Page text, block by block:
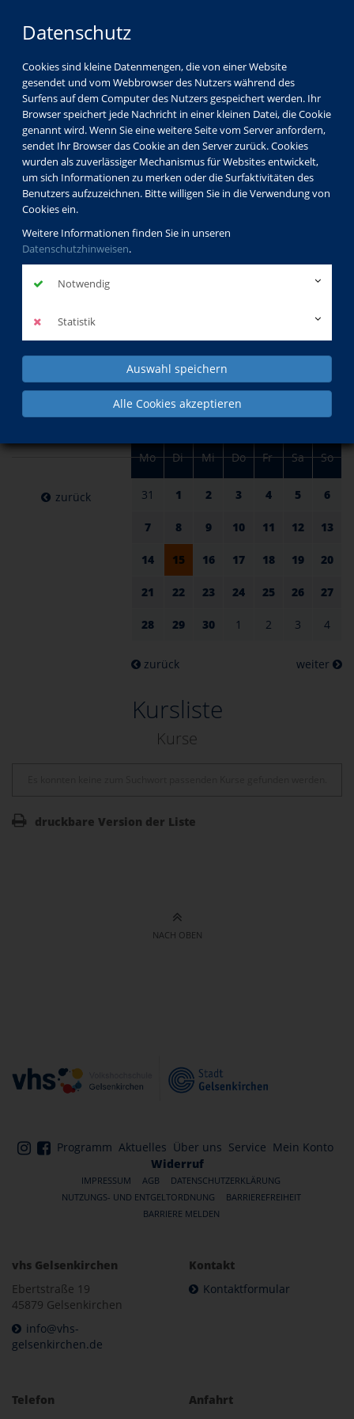
Datenschutz
Cookies sind kleine Datenmengen, die von einer Website
gesendet und vom Webbrowser des Nutzers während des
Surfens auf dem Computer des Nutzers gespeichert werden. Ihr
Browser speichert jede Nachricht in einer kleinen Datei, die Cookie
genannt wird. Wenn Sie eine weitere Seite vom Server anfordern,
sendet Ihr Browser das Cookie an den Server zurück. Cookies
wurden als zuverlässiger Mechanismus für Websites entwickelt,
um sich Informationen zu merken oder die Surfaktivitäten des
Benutzers aufzuzeichnen. Bitte willigen Sie in die Verwendung von
Cookies ein.
Weitere Informationen finden Sie in unseren
Datenschutzhinweisen.
Notwendig
Statistik
Auswahl speichern
Alle Cookies akzeptieren
LOGIN MENÜ
im April
Mo Di Mi Do Fr Sa So
31 1 2 3 4 5 6
7 8 9 10 11 12 13
14 15 16 17 18 19 20
21 22 23 24 25 26 27
28 29 30 1 2 3 4
zurück weiter
am 15.
2025
zurück
Kursliste
Kurse
druckbare Version der Liste
NACH OBEN
Programm Aktuelles Über uns Service Mein Konto
Widerruf
IMPRESSUM AGB
DATENSCHUTZERKLÄRUNG
NUTZUNGS- UND ENTGELTORDNUNG
BARRIEREFREIHEIT
BARRIERE MELDEN
vhs Gelsenkirchen
Ebertstraße 19
45879 Gelsenkirchen
info@vhs-
gelsenkirchen.de
Kontakt
Kontaktformular
Telefon
Anfahrt